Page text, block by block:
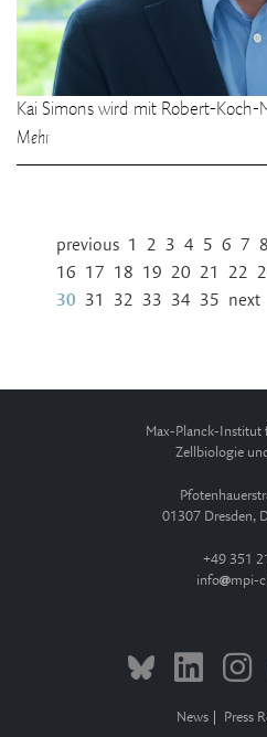
Kai Simons wird mit Robert-
Mehr
previous 1 2 3 4 5 6 7 8
16 17 18 19 20 21 22
30 31 32 33 34 35 next
Max-Planck-Institut
Zellbiologie
01307 Dresden,
+49 351
info
mpi-
News Press